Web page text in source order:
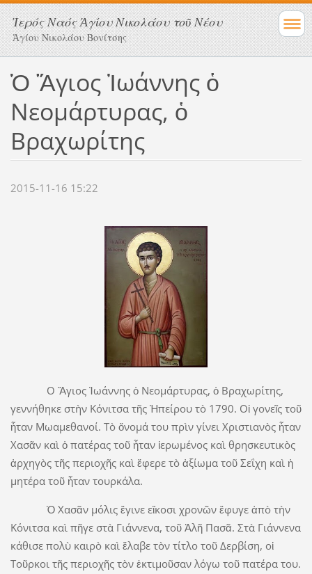
Ἱερός Ναός Ἁγίου Νικολάου τοῦ Νέου
Ἁγίου Νικολάου Βονίτσης
Ὁ Ἅγιος Ἰωάννης ὁ
Νεομάρτυρας, ὁ
Βραχωρίτης
2015-11-16 15:22
Ο Ἅγιος Ἰωάννης ὁ Νεομάρτυρας, ὁ Βραχωρίτης,
γεννήθηκε στὴν Κόνιτσα τῆς Ἠπείρου τὸ 1790. Οἱ γονεῖς τοῦ
ἦταν Μωαμεθανοί. Τὸ ὄνομά του πρὶν γίνει Χριστιανὸς ἦταν
Χασᾶν καὶ ὁ πατέρας τοῦ ἦταν ἱερωμένος καὶ θρησκευτικὸς
ἀρχηγὸς τῆς περιοχῆς καὶ ἔφερε τὸ ἀξίωμα τοῦ Σεΐχη καὶ ἡ
μητέρα τοῦ ἦταν τουρκάλα.
Ὁ Χασᾶν μόλις ἔγινε εἴκοσι χρονῶν ἔφυγε ἀπὸ τὴν
Κόνιτσα καὶ πῆγε στὰ Γιάννενα, τοῦ Ἀλῆ Πασᾶ. Στὰ Γιάννενα
κάθισε πολὺ καιρὸ καὶ ἔλαβε τὸν τίτλο τοῦ Δερβίση, οἱ
Τοῦρκοι τῆς περιοχῆς τὸν ἐκτιμοῦσαν λόγω τοῦ πατέρα του.